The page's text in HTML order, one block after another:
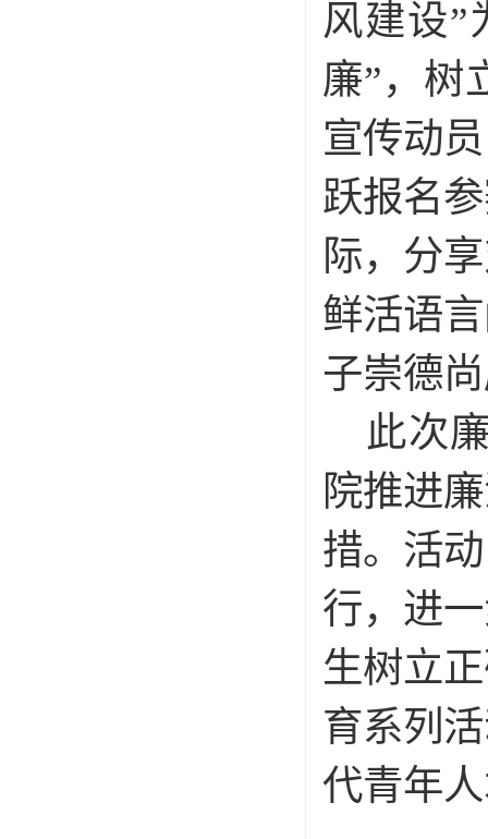
风建设”
廉”，树
宣传动
跃报名
际，分
鲜活语
子崇德
此次
院推进
措。活
行，进
生树立
育系列
代青年